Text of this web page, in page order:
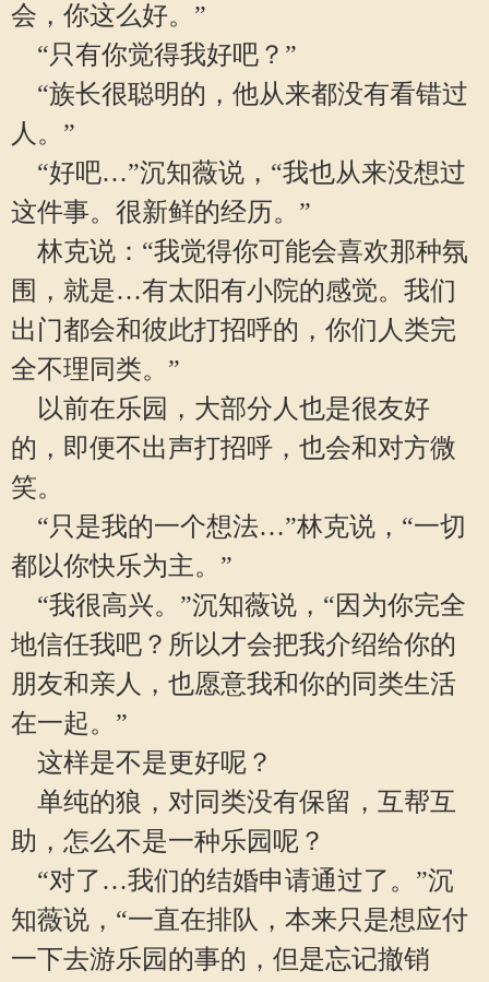
会，你这么好。”
“只有你觉得我好吧？”
“族长很聪明的，他从来都没有看错过
人。”
“好吧…”沉知薇说，“我也从来没想过
这件事。很新鲜的经历。”
林克说：“我觉得你可能会喜欢那种氛
围，就是…有太阳有小院的感觉。我们
出门都会和彼此打招呼的，你们人类完
全不理同类。”
以前在乐园，大部分人也是很友好
的，即便不出声打招呼，也会和对方微
笑。
“只是我的一个想法…”林克说，“一切
都以你快乐为主。”
“我很高兴。”沉知薇说，“因为你完全
地信任我吧？所以才会把我介绍给你的
朋友和亲人，也愿意我和你的同类生活
在一起。”
这样是不是更好呢？
单纯的狼，对同类没有保留，互帮互
助，怎么不是一种乐园呢？
“对了…我们的结婚申请通过了。”沉
知薇说，“一直在排队，本来只是想应付
一下去游乐园的事的，但是忘记撤销